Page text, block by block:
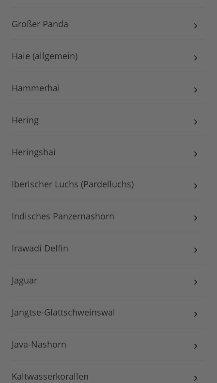
Großer Panda
Haie (allgemein)
Hammerhai
Hering
Heringshai
Iberischer Luchs (Pardelluchs)
Indisches Panzernashorn
Irawadi Delfin
Jaguar
Jangtse-Glattschweinswal
Java-Nashorn
Kaltwasserkorallen